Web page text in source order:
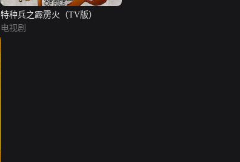
特种兵之霹雳火（TV版）
电视剧